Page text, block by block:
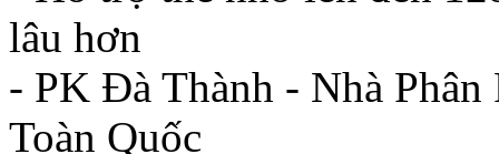
lâu hơn
- PK Đà Thành - Nhà Phân
Toàn Quốc